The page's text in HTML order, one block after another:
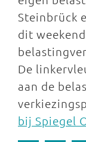
Steinbrück
dit
De
aan de
bij Spiegel